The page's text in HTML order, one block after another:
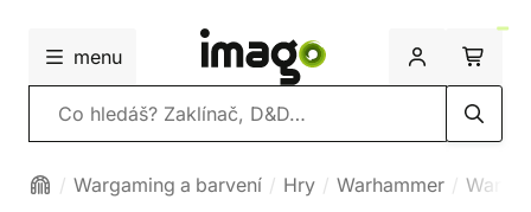
menu
Vyhledávání
Wargaming a barvení Hry Warhammer